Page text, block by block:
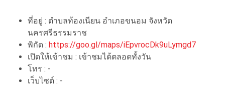
ที่อยู่ : ตำบลท้องเนียน อำเภอขนอม จังหวัด
นครศรีธรรมราช
พิกัด : https://goo.gl/maps/iEpvrocDk9uLymgd7
เปิดให้เข้าชม : เข้าชมได้ตลอดทั้งวัน
โทร : -
เว็บไซต์ : -